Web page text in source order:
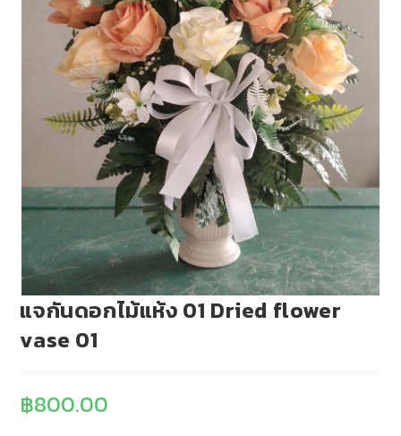
แจกันดอกไม้แห้ง 01 Dried flower
vase 01
฿800.00